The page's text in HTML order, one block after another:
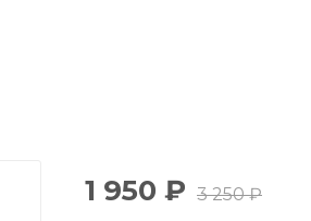
1 950 ₽ 3 250₽